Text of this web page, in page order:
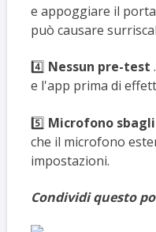
e appoggiare il
può causare
4️⃣ Nessun pre-test
e l'app prima di
5️⃣ Microfono
che il microfono
impostazioni.
Condividi questo